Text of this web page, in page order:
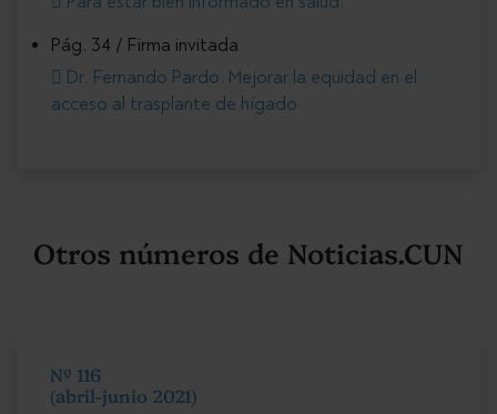
Pág. 34 / Firma invitada
Dr. Fernando Pardo. Mejorar la equidad en el
acceso al trasplante de hígado
Otros números de Noticias.CUN
Nº 116
(abril-junio 2021)